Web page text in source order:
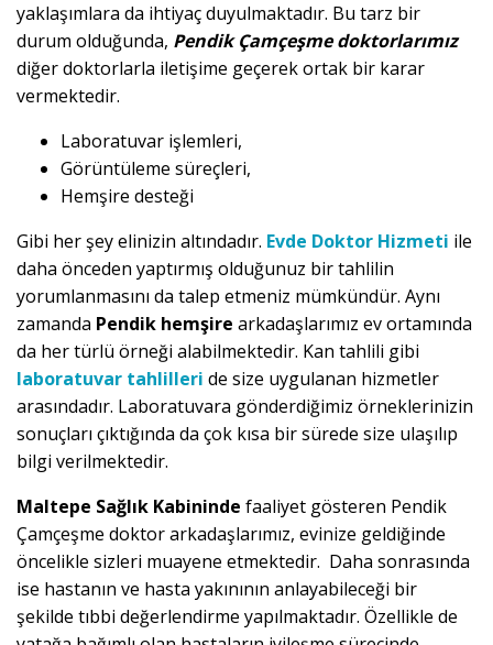
yaklaşımlara da ihtiyaç duyulmaktadır. Bu tarz bir
durum olduğunda, Pendik Çamçeşme doktorlarımız
diğer doktorlarla iletişime geçerek ortak bir karar
vermektedir.
Laboratuvar işlemleri,
Görüntüleme süreçleri,
Hemşire desteği
Gibi her şey elinizin altındadır. Evde Doktor Hizmeti ile
daha önceden yaptırmış olduğunuz bir tahlilin
yorumlanmasını da talep etmeniz mümkündür. Aynı
zamanda Pendik hemşire arkadaşlarımız ev ortamında
da her türlü örneği alabilmektedir. Kan tahlili gibi
laboratuvar tahlilleri de size uygulanan hizmetler
arasındadır. Laboratuvara gönderdiğimiz örneklerinizin
sonuçları çıktığında da çok kısa bir sürede size ulaşılıp
bilgi verilmektedir.
Maltepe Sağlık Kabininde faaliyet gösteren Pendik
Çamçeşme doktor arkadaşlarımız, evinize geldiğinde
öncelikle sizleri muayene etmektedir. Daha sonrasında
ise hastanın ve hasta yakınının anlayabileceği bir
şekilde tıbbi değerlendirme yapılmaktadır. Özellikle de